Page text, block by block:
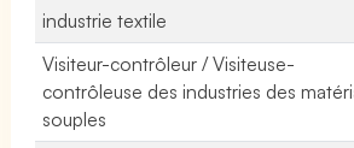
industrie textile
Visiteur-contrôleur / Visiteuse-
contrôleuse des industries des
souples